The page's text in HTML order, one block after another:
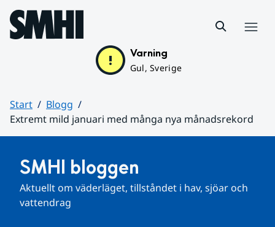
Hoppa till sidans innehåll
Varning
Gul, Sverige
Start
Blogg
Extremt mild januari med många nya månadsrekord
SMHI bloggen
Aktuellt om väderläget, tillståndet i hav, sjöar och
vattendrag